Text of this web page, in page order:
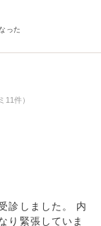
った
11件）
診しました。 内
り緊張していま